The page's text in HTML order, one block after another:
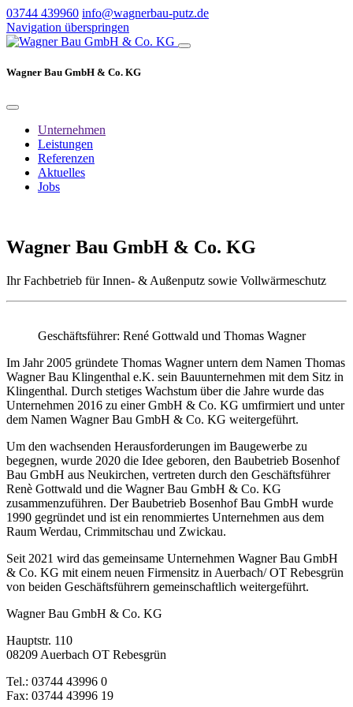
03744 439960 info@wagnerbau-putz.de
Navigation überspringen
Wagner Bau GmbH & Co. KG
Unternehmen
Leistungen
Referenzen
Aktuelles
Jobs
Wagner Bau GmbH & Co. KG
Ihr Fachbetrieb für Innen- & Außenputz sowie Vollwärmeschutz
Geschäftsführer: René Gottwald und Thomas Wagner
Im Jahr 2005 gründete Thomas Wagner untern dem Namen Thomas
Wagner Bau Klingenthal e.K. sein Bauunternehmen mit dem Sitz in
Klingenthal. Durch stetiges Wachstum über die Jahre wurde das
Unternehmen 2016 zu einer GmbH & Co. KG umfirmiert und unter
dem Namen Wagner Bau GmbH & Co. KG weitergeführt.
Um den wachsenden Herausforderungen im Baugewerbe zu
begegnen, wurde 2020 die Idee geboren, den Baubetrieb Bosenhof
Bau GmbH aus Neukirchen, vertreten durch den Geschäftsführer
Renè Gottwald und die Wagner Bau GmbH & Co. KG
zusammenzuführen. Der Baubetrieb Bosenhof Bau GmbH wurde
1990 gegründet und ist ein renommiertes Unternehmen aus dem
Raum Werdau, Crimmitschau und Zwickau.
Seit 2021 wird das gemeinsame Unternehmen Wagner Bau GmbH
& Co. KG mit einem neuen Firmensitz in Auerbach/ OT Rebesgrün
von beiden Geschäftsführern gemeinschaftlich weitergeführt.
Wagner Bau GmbH & Co. KG
Hauptstr. 110
08209 Auerbach OT Rebesgrün
Tel.: 03744 43996 0
Fax: 03744 43996 19